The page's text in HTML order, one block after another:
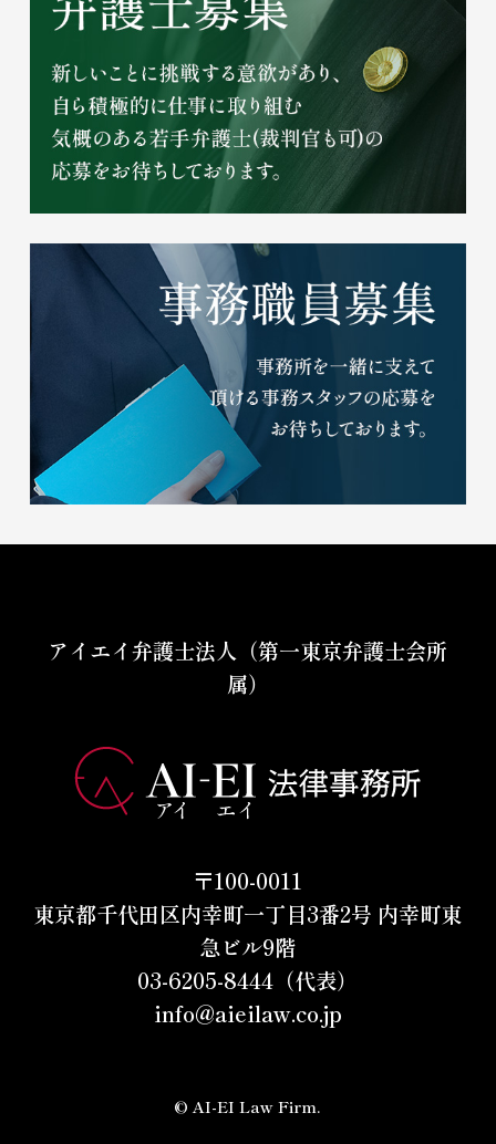
アイエイ弁護士法人（第一東京弁護士会所
属）
〒100-0011
東京都千代田区内幸町一丁目3番2号 内幸町東
急ビル9階
03-6205-8444（代表）
info@aieilaw.co.jp
© AI-EI Law Firm.